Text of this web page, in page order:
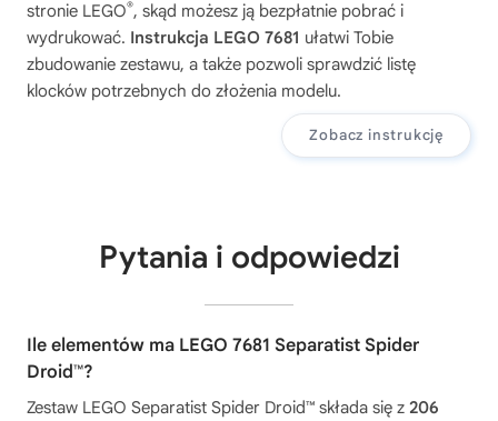
stronie LEGO®, skąd możesz ją bezpłatnie pobrać i
wydrukować. Instrukcja LEGO 7681 ułatwi Tobie
zbudowanie zestawu, a także pozwoli sprawdzić listę
klocków potrzebnych do złożenia modelu.
Zobacz instrukcję
Pytania i odpowiedzi
Ile elementów ma LEGO 7681 Separatist Spider
Droid™?
Zestaw LEGO Separatist Spider Droid™ składa się z 206